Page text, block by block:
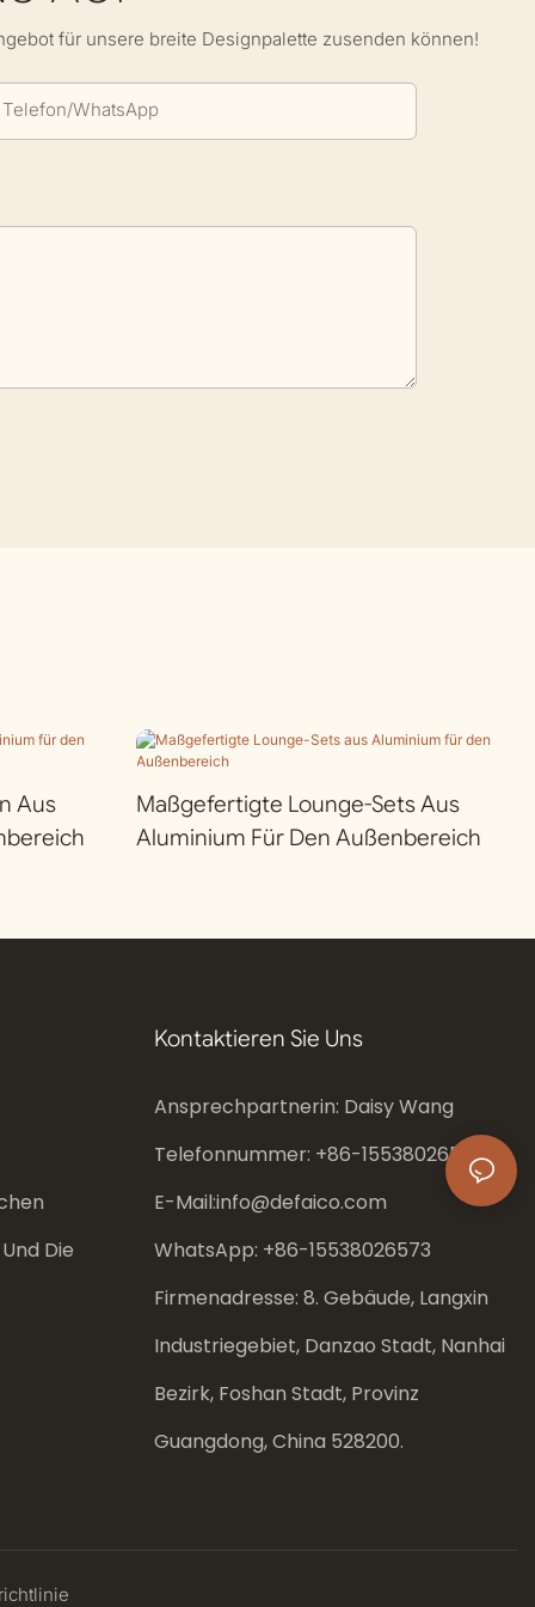
für unsere breite Designpalette zusenden können!
Telefon/WhatsApp
Aus
Maßgefertigte Lounge-Sets Aus
Aluminium Für Den Außenbereich
Die
Kontaktieren Sie Uns
Ansprechpartnerin: Daisy Wang
Telefonnummer: +86-15538026573
E-Mail:info@defaico.com
WhatsApp: +86-15538026573
Firmenadresse: 8. Gebäude, Langxin
Industriegebiet, Danzao Stadt, Nanhai
Bezirk, Foshan Stadt, Provinz
Guangdong, China 528200.